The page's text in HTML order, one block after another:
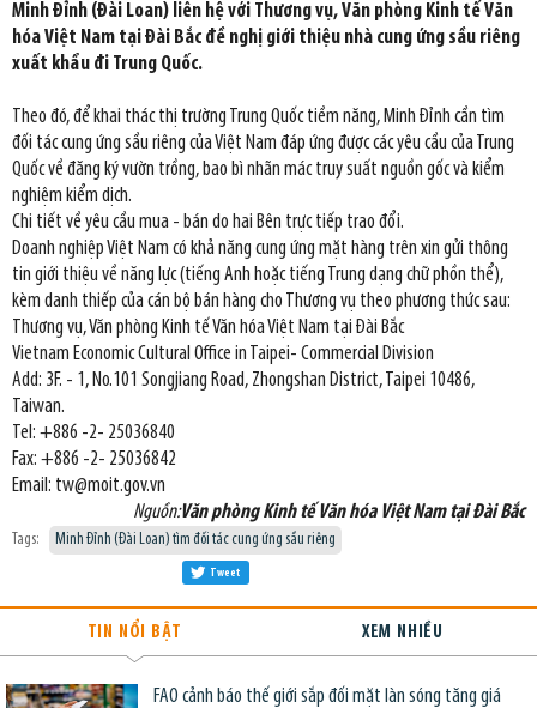
Minh Đỉnh (Đài Loan) liên hệ với Thương vụ, Văn phòng Kinh tế Văn
hóa Việt Nam tại Đài Bắc đề nghị giới thiệu nhà cung ứng sầu riêng
xuất khẩu đi Trung Quốc.
Theo đó, để khai thác thị trường Trung Quốc tiềm năng, Minh Đỉnh cần tìm
đối tác cung ứng sầu riêng của Việt Nam đáp ứng được các yêu cầu của Trung
Quốc về đăng ký vườn trồng, bao bì nhãn mác truy suất nguồn gốc và kiểm
nghiệm kiểm dịch.
Chi tiết về yêu cầu mua - bán do hai Bên trực tiếp trao đổi.
Doanh nghiệp Việt Nam có khả năng cung ứng mặt hàng trên xin gửi thông
tin giới thiệu về năng lực (tiếng Anh hoặc tiếng Trung dạng chữ phồn thể),
kèm danh thiếp của cán bộ bán hàng cho Thương vụ theo phương thức sau:
Thương vụ, Văn phòng Kinh tế Văn hóa Việt Nam tại Đài Bắc
Vietnam Economic Cultural Office in Taipei- Commercial Division
Add: 3F. - 1, No.101 Songjiang Road, Zhongshan District, Taipei 10486,
Taiwan.
Tel: +886 -2- 25036840
Fax: +886 -2- 25036842
Email: tw@moit.gov.vn
Nguồn:Văn phòng Kinh tế Văn hóa Việt Nam tại Đài Bắc
Tags: Minh Đỉnh (Đài Loan) tìm đối tác cung ứng sầu riêng
Tweet
TIN NỔI BẬT XEM NHIỀU
FAO cảnh báo thế giới sắp đối mặt làn sóng tăng giá